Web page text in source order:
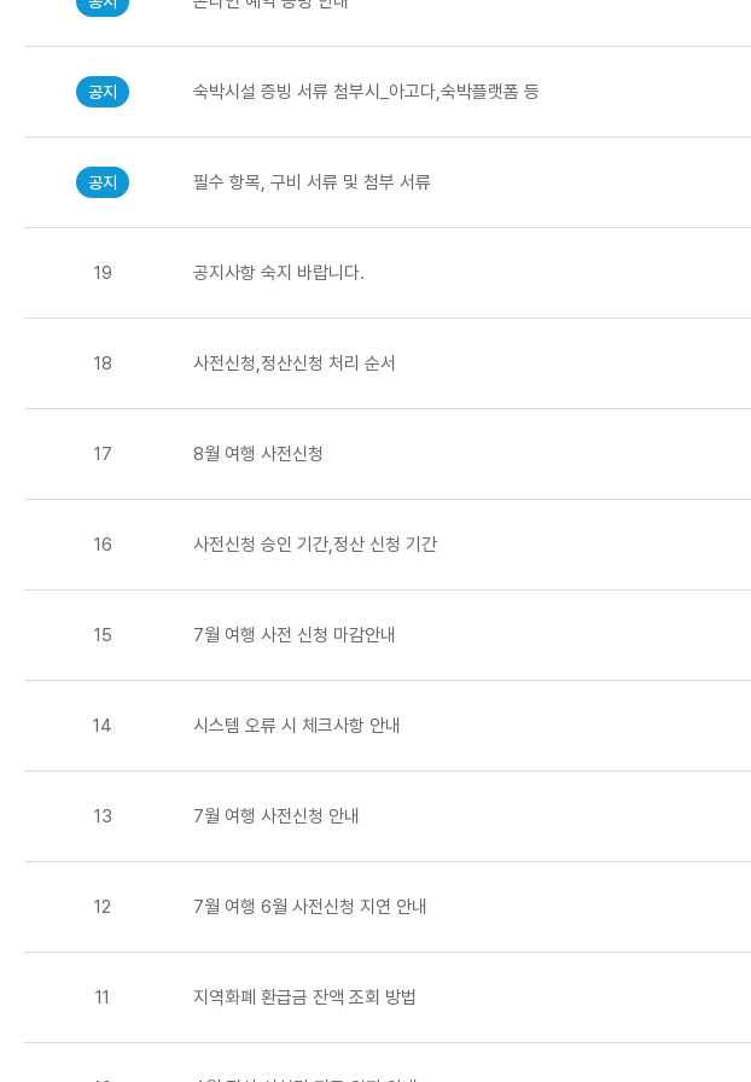
공지 숙박시설 증빙 서류 첨부시_아고다,숙박플랫폼 등
공지 필수 항목, 구비 서류 및 첨부 서류
19 공지사항 숙지 바랍니다.
18 사전신청,정산신청 처리 순서
17 8월 여행 사전신청
16 사전신청 승인 기간,정산 신청 기간
15 7월 여행 사전 신청 마감안내
14 시스템 오류 시 체크사항 안내
13 7월 여행 사전신청 안내
12 7월 여행 6월 사전신청 지연 안내
11 지역화폐 환급금 잔액 조회 방법